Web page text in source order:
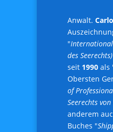
Anwalt.
"
des Seerechts)
seit 1990 als
Obersten
of
Seerechts
anderem
Buches "